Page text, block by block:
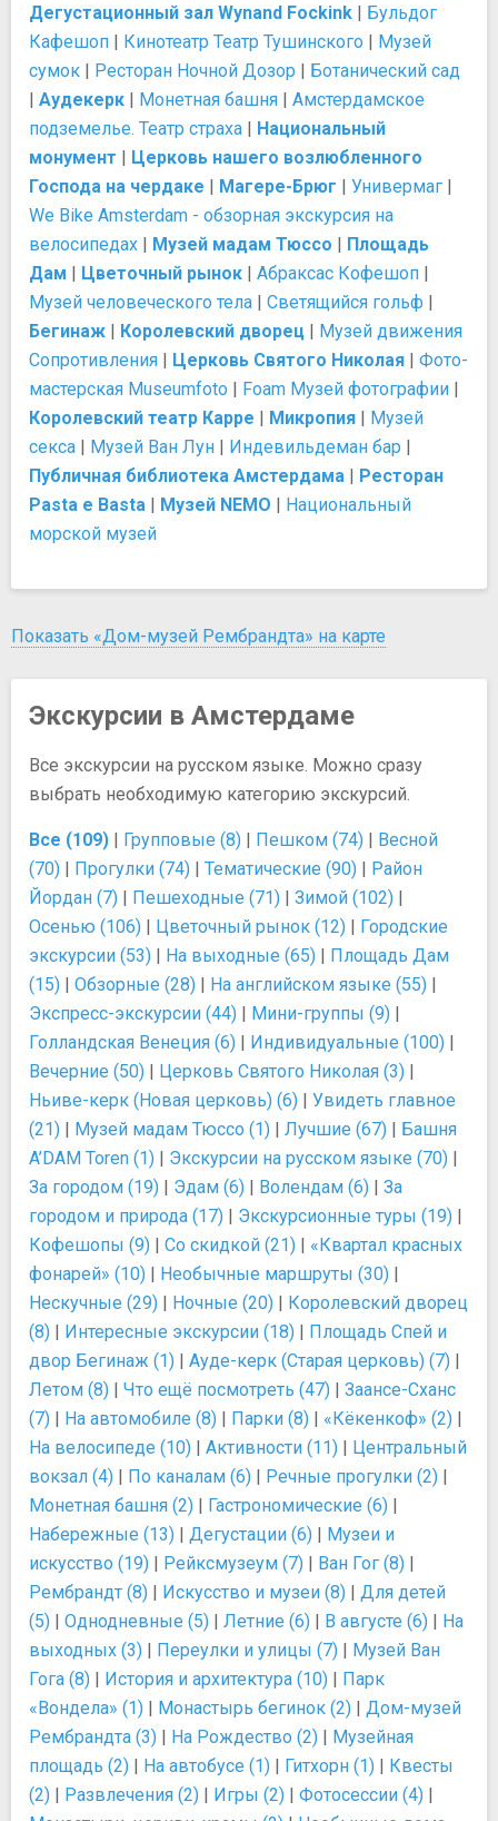
Дегустационный зал Wynand Fockink | Бульдог
Кафешоп | Кинотеатр Театр Тушинского | Музей
сумок | Ресторан Ночной Дозор | Ботанический сад
| Аудекерк | Монетная башня | Амстердамское
подземелье. Театр страха | Национальный
монумент | Церковь нашего возлюбленного
Господа на чердаке | Магере-Брюг | Универмаг |
We Bike Amsterdam - обзорная экскурсия на
велосипедах | Музей мадам Тюссо | Площадь
Дам | Цветочный рынок | Абраксас Кофешоп |
Музей человеческого тела | Светящийся гольф |
Бегинаж | Королевский дворец | Музей движения
Сопротивления | Церковь Святого Николая | Фото-
мастерская Museumfoto | Foam Музей фотографии |
Королевский театр Карре | Микропия | Музей
секса | Музей Ван Лун | Индевильдеман бар |
Публичная библиотека Амстердама | Ресторан
Pasta e Basta | Музей NEMO | Национальный
морской музей
Показать «Дом-музей Рембрандта» на карте
Экскурсии в Амстердаме
Все экскурсии на русском языке. Можно сразу
выбрать необходимую категорию экскурсий.
Все (109) | Групповые (8) | Пешком (74) | Весной
(70) | Прогулки (74) | Тематические (90) | Район
Йордан (7) | Пешеходные (71) | Зимой (102) |
Осенью (106) | Цветочный рынок (12) | Городские
экскурсии (53) | На выходные (65) | Площадь Дам
(15) | Обзорные (28) | На английском языке (55) |
Экспресс-экскурсии (44) | Мини-группы (9) |
Голландская Венеция (6) | Индивидуальные (100) |
Вечерние (50) | Церковь Святого Николая (3) |
Ньиве-керк (Новая церковь) (6) | Увидеть главное
(21) | Музей мадам Тюссо (1) | Лучшие (67) | Башня
A’DAM Toren (1) | Экскурсии на русском языке (70) |
За городом (19) | Эдам (6) | Волендам (6) | За
городом и природа (17) | Экскурсионные туры (19) |
Кофешопы (9) | Со скидкой (21) | «Квартал красных
фонарей» (10) | Необычные маршруты (30) |
Нескучные (29) | Ночные (20) | Королевский дворец
(8) | Интересные экскурсии (18) | Площадь Спей и
двор Бегинаж (1) | Ауде-керк (Старая церковь) (7) |
Летом (8) | Что ещё посмотреть (47) | Заансе-Сханс
(7) | На автомобиле (8) | Парки (8) | «Кёкенкоф» (2) |
На велосипеде (10) | Активности (11) | Центральный
вокзал (4) | По каналам (6) | Речные прогулки (2) |
Монетная башня (2) | Гастрономические (6) |
Набережные (13) | Дегустации (6) | Музеи и
искусство (19) | Рейксмузеум (7) | Ван Гог (8) |
Рембрандт (8) | Искусство и музеи (8) | Для детей
(5) | Однодневные (5) | Летние (6) | В августе (6) | На
выходных (3) | Переулки и улицы (7) | Музей Ван
Гога (8) | История и архитектура (10) | Парк
«Вондела» (1) | Монастырь бегинок (2) | Дом-музей
Рембрандта (3) | На Рождество (2) | Музейная
площадь (2) | На автобусе (1) | Гитхорн (1) | Квесты
(2) | Развлечения (2) | Игры (2) | Фотосессии (4) |